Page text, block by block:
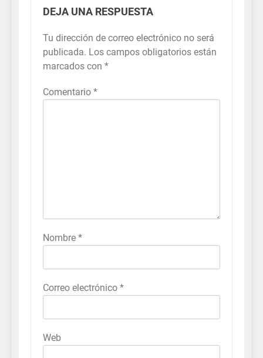
DEJA UNA RESPUESTA
Tu dirección de correo electrónico no será
publicada. Los campos obligatorios están
marcados con *
Comentario *
Nombre *
Correo electrónico *
Web